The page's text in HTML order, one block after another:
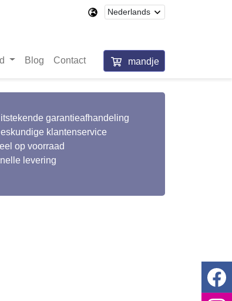
Blog Contact mandje
garantieafhandeling
klantenservice
op voorraad
levering